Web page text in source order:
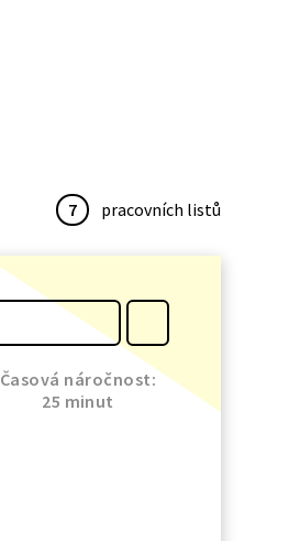
7 pracovních listů
Časová náročnost:
25 minut